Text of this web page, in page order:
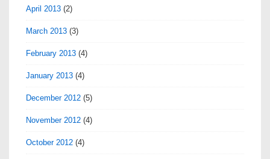
April 2013 (2)
March 2013 (3)
February 2013 (4)
January 2013 (4)
December 2012 (5)
November 2012 (4)
October 2012 (4)